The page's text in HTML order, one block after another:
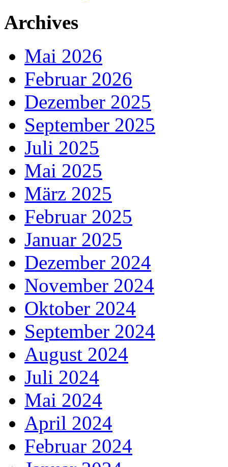
Archives
Mai 2026
Februar 2026
Dezember 2025
September 2025
Juli 2025
Mai 2025
März 2025
Februar 2025
Januar 2025
Dezember 2024
November 2024
Oktober 2024
September 2024
August 2024
Juli 2024
Mai 2024
April 2024
Februar 2024